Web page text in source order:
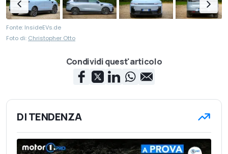
Fonte: InsideEVs.de
Foto di: Christopher Otto
Condividi quest'articolo
DI TENDENZA